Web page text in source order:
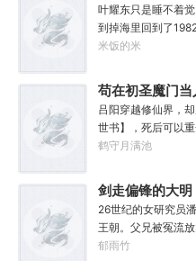
叶耀东只是睡不着
到掉海里回到了
经不是年轻时候的
他也没什么大理想
子，一家子平安喜乐
米饭的米
苟在初圣魔门当
吕阳穿越修仙界，
世书】，死后可以
世的宝物，修为，
定先在魔门苟住，
险异常，遍地都是
世，好不容易反杀
世……直到百世之后
一代魔道巨擘，初
鹤守月满池
剑走偏锋的大明
26世纪的女研究员
王朝。父兄被冤流
馆神器——灵境！为
郁雨竹